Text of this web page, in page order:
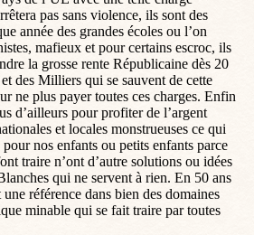
pas sans violence, ils sont des
année des grandes écoles ou l’on
mafieux et pour certains escroc, ils
la grosse rente Républicaine dès 20
des Milliers qui se sauvent de cette
ne plus payer toutes ces charges. Enfin
d’ailleurs pour profiter de l’argent
et locales monstrueuses ce qui
nos enfants ou petits enfants parce
traire n’ont d’autre solutions ou idées
qui ne servent à rien. En 50 ans
référence dans bien des domaines
minable qui se fait traire par toutes